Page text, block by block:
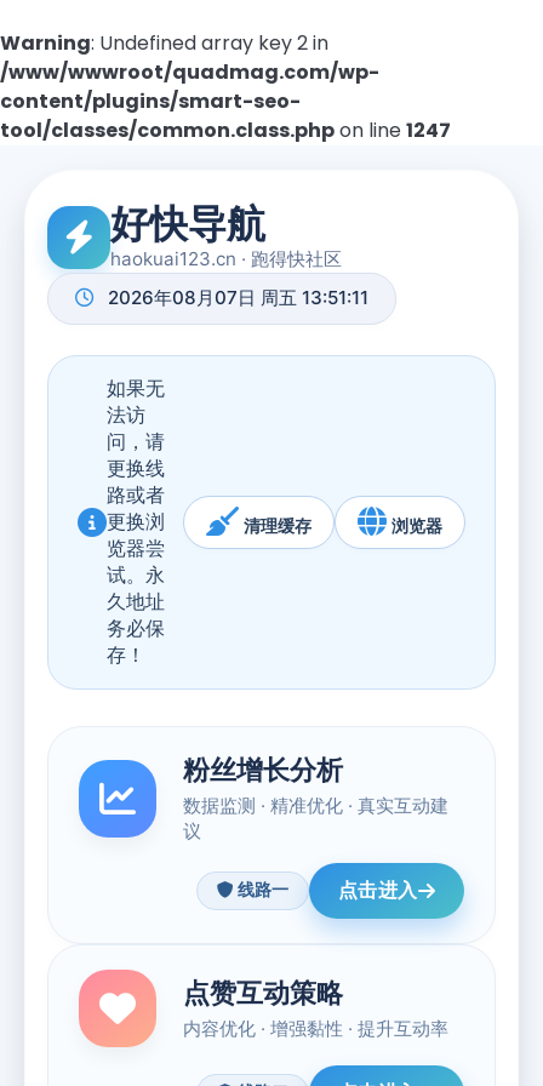
Warning: Undefined array key 2 in
/www/wwwroot/quadmag.com/wp-
content/plugins/smart-seo-
tool/classes/common.class.phpon line1247